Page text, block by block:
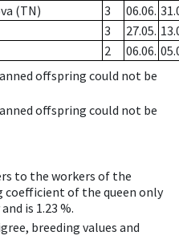
(TN) 3 06.06.
3 27.05.
2 06.06.
offspring could not be
offspring could not be
to the workers of the
coefficient of the queen only
is 1.23 %.
breeding values and